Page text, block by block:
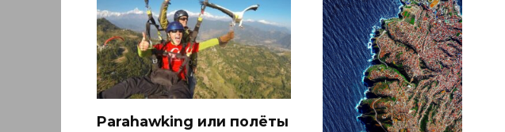
Parahawking или полёты